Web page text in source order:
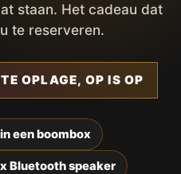
staan. Het cadeau dat
te reserveren.
OPLAGE, OP IS OP
een boombox
Bluetooth speaker